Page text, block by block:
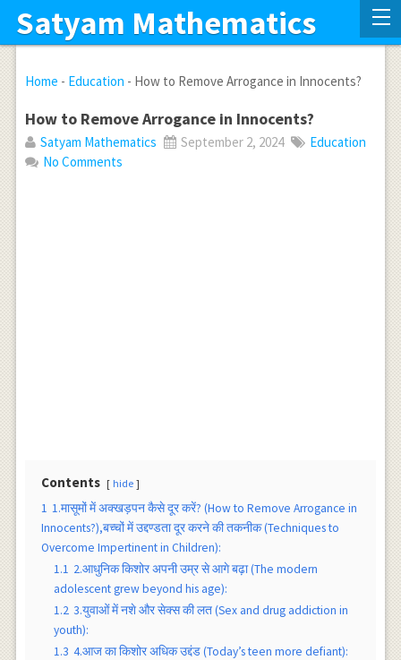
Satyam Mathematics
Home - Education - How to Remove Arrogance in Innocents?
How to Remove Arrogance in Innocents?
Satyam Mathematics September 2, 2024
Education
No Comments
Contents hide
1 1.मासूमों में अक्खड़पन कैसे दूर करें? (How to Remove Arrogance in
Innocents?),बच्चों में उद्दण्डता दूर करने की तकनीक (Techniques to
Overcome Impertinent in Children):
1.1 2.आधुनिक किशोर अपनी उम्र से आगे बढ़ा (The modern
adolescent grew beyond his age):
1.2 3.युवाओं में नशे और सेक्स की लत (Sex and drug addiction in
youth):
1.3 4.आज का किशोर अधिक उद्दंड (Today’s teen more defiant):